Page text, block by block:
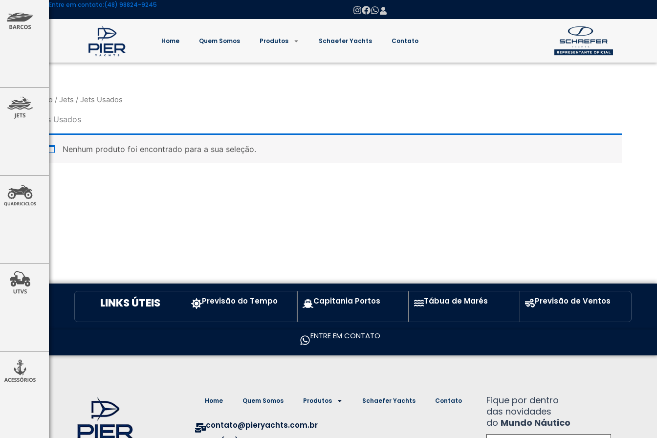
para
Entre em contato:(48) 98824-9245
Home Quem Somos Produtos Schaefer Yachts Contato
Início / Jets / Jets Usados
Jets Usados
Nenhum produto foi encontrado para a sua seleção.
LINKS ÚTEIS Previsão do Tempo Capitania Portos Tábua de Marés Previsão de Ventos
ENTRE EM CONTATO
Home Quem Somos Produtos Schaefer Yachts Contato
contato@pieryachts.com.br
Fique por dentro
das novidades
do Mundo Náutico